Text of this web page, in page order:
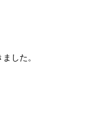
した。